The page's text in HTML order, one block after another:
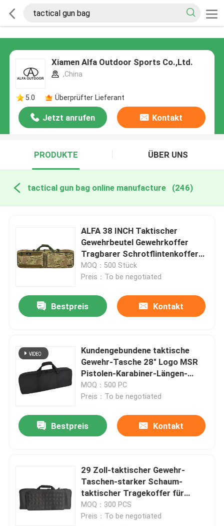
Xiamen Alfa Outdoor Sports Co.,Ltd.
,China
5.0 Überprüfter Lieferant
Jetzt anrufen Kontakt
PRODUKTE ÜBER UNS
tactical gun bag online manufacture (246)
ALFA 38 INCH Taktischer
Gewehrbeutel Gewehrkoffer
Tragbarer Schrotflintenkoffer
zum Aufbewahren von
Schusswaffen
MOQ：500 Stück
Preis：To be negotiated
Bestpreis Kontakt
Kundengebundene taktische
Gewehr-Tasche 28" Logo MSR
Pistolen-Karabiner-Längen-
Nylongewehr-Tasche
MOQ：500 PC
Preis：To be negotiated
Bestpreis Kontakt
29 Zoll-taktischer Gewehr-
Taschen-starker Schaum-
taktischer Tragekoffer für
Schießstand
MOQ：300 PCS
Preis：To be negotiated